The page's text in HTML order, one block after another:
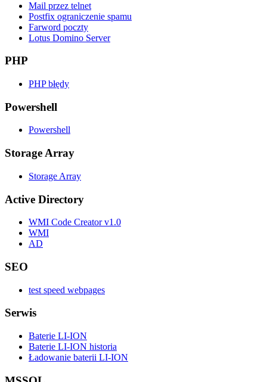
Mail przez telnet
Postfix ograniczenie spamu
Farword poczty
Lotus Domino Server
PHP
PHP błędy
Powershell
Powershell
Storage Array
Storage Array
Active Directory
WMI Code Creator v1.0
WMI
AD
SEO
test speed webpages
Serwis
Baterie LI-ION
Baterie LI-ION historia
Ładowanie baterii LI-ION